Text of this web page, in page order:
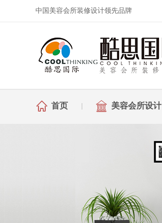
中国美容会所装修设计领先品牌
首页 美容会所设计